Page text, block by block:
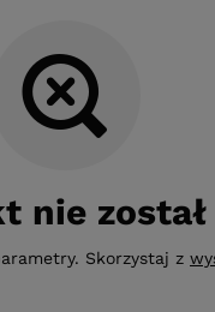
nie
Skorzystaj z